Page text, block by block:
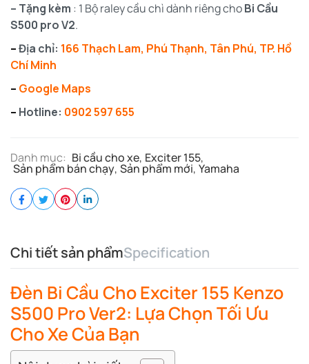
– Tặng kèm : 1 Bộ raley cầu chì dành riêng choBi Cầu
S500 pro V2.
–Địa chỉ: 166 Thạch Lam, Phú Thạnh, Tân Phú, TP. Hồ
Chí Minh
– Google Maps
– Hotline: 0902 597 655
Danh mục: Bi cầu cho xe, Exciter 155,
Sản phẩm bán chạy, Sản phẩm mới, Yamaha
Chi tiết sản phẩmSpecification
Đèn Bi Cầu Cho Exciter 155 Kenzo
S500 Pro Ver2: Lựa Chọn Tối Ưu
Cho Xe Của Bạn